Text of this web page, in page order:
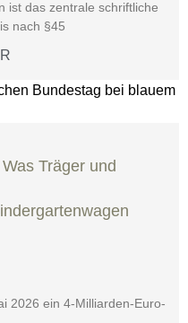
ist das zentrale schriftliche
nach §45
Träger und
2026 ein 4-Milliarden-Euro-